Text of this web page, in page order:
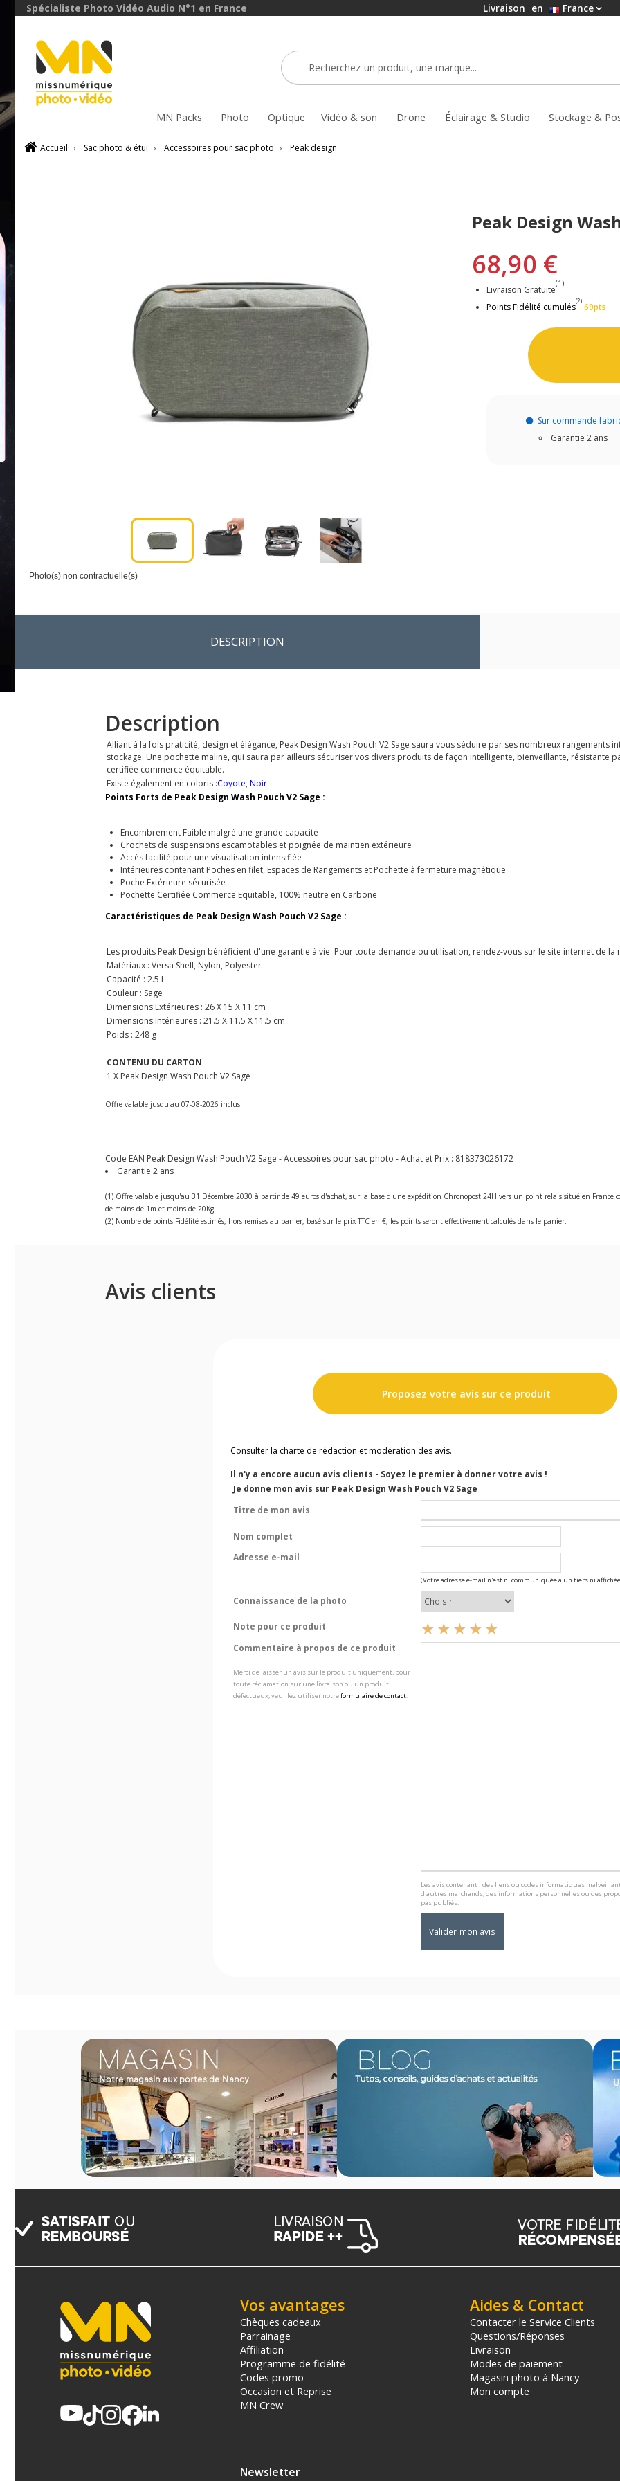
Spécialiste Photo Vidéo Audio N°1 en France Livraison en France
MN Packs Photo Optique Vidéo & son Drone Éclairage & Studio Stockage &
Accueil › Sac photo & étui › Accessoires pour sac photo › Peak design
Photo(s) non contractuelle(s)
Peak Design
68,90 €
Livraison Gratuite
(1)
Points Fidélité cumulés
(2)
69pts
Sur commande
Garantie 2 ans
DESCRIPTION
Description
Alliant à la fois praticité, design et élégance, Peak Design Wash Pouch V2 Sage saura vous séduire par ses nombreux rangements
stockage. Une pochette maline, qui saura par ailleurs sécuriser vos divers produits de façon intelligente, bienveillante, résistante
certifiée commerce équitable.
Existe également en coloris :Coyote, Noir
Points Forts de Peak Design Wash Pouch V2 Sage :
Encombrement Faible malgré une grande capacité
Crochets de suspensions escamotables et poignée de maintien extérieure
Accès facilité pour une visualisation intensifiée
Intérieures contenant Poches en filet, Espaces de Rangements et Pochette à fermeture magnétique
Poche Extérieure sécurisée
Pochette Certifiée Commerce Equitable, 100% neutre en Carbone
Caractéristiques de Peak Design Wash Pouch V2 Sage :
Les produits Peak Design bénéficient d'une garantie à vie. Pour toute demande ou utilisation, rendez-vous sur le site internet de la
Matériaux : Versa Shell, Nylon, Polyester
Capacité : 2.5 L
Couleur : Sage
Dimensions Extérieures : 26 X 15 X 11 cm
Dimensions Intérieures : 21.5 X 11.5 X 11.5 cm
Poids : 248 g
CONTENU DU CARTON
1 X Peak Design Wash Pouch V2 Sage
Offre valable jusqu'au 07-08-2026 inclus.
Code EAN Peak Design Wash Pouch V2 Sage - Accessoires pour sac photo - Achat et Prix : 818373026172
Garantie 2 ans
(1) Offre valable jusqu'au 31 Décembre 2030 à partir de 49 euros d'achat, sur la base d'une expédition Chronopost 24H vers un point relais situé en
de moins de 1m et moins de 20Kg.
(2) Nombre de points Fidélité estimés, hors remises au panier, basé sur le prix TTC en €, les points seront effectivement calculés dans le panier.
Avis clients
Proposez votre avis sur ce produit
Consulter la charte de rédaction et modération des avis.
Il n'y a encore aucun avis clients - Soyez le premier à donner votre avis !
Je donne mon avis sur Peak Design Wash Pouch V2 Sage
Titre de mon avis
Nom complet
Adresse e-mail
(Votre adresse e-mail n'est ni communiquée à un tiers ni
Connaissance de la photo
Note pour ce produit
Commentaire à propos de ce produit
Merci de laisser un avis sur le produit uniquement, pour
toute réclamation sur une livraison ou un produit
défectueux, veuillez utiliser notreformulaire de contact.
Les avis contenant : des liens ou codes informatiques
d'autres marchands, des informations personnelles ou des
pas publiés.
Vos avantages
Chèques cadeaux
Parrainage
Affiliation
Programme de fidélité
Codes promo
Occasion et Reprise
MN Crew
Aides & Contact
Contacter le Service Clients
Questions/Réponses
Livraison
Modes de paiement
Magasin photo à Nancy
Mon compte
Newsletter